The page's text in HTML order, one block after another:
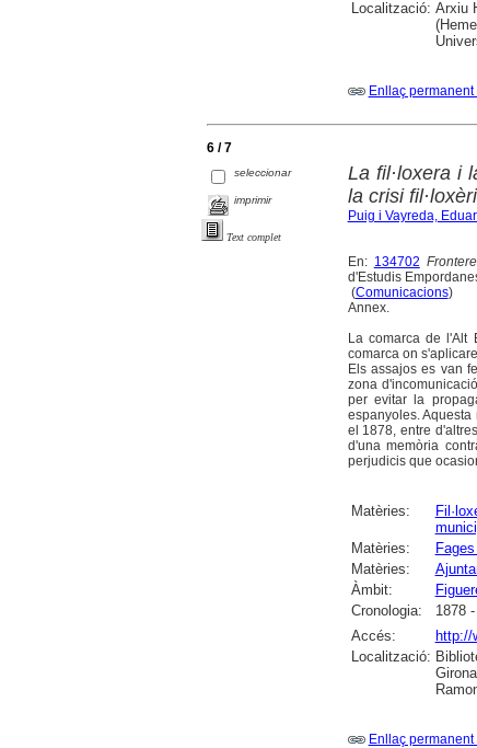
Localització: Arxiu
Enllaç
6 / 7
seleccionar
imprimir
Text complet
La fil·loxera i
la crisi
Puig i Vayreda,
En: 134702
d'Estudis
(Comunicacions)
Annex.
La comarca de l'Alt
comarca on
Els assajos es van
zona
per evitar la
espanyoles.
el 1878, entre
d'una memòria
perjudicis que
Matèries:
Matèries:
Matèries:
Àmbit:
Cronologia:
1878
Accés:
http://
Localització:
Enllaç